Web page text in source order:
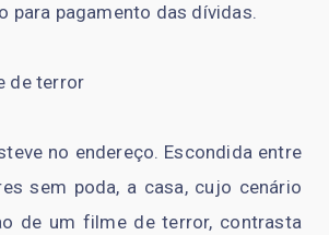
para pagamento das dívidas.
de terror
no endereço. Escondida entre
sem poda, a casa, cujo cenário
de um filme de terror, contrasta